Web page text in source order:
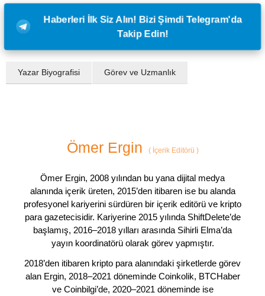
Haberleri İlk Siz Alın! Bizi Şimdi Telegram'da
Takip Edin!
Yazar Biyografisi Görev ve Uzmanlık
Ömer Ergin (İçerik Editörü )
Ömer Ergin, 2008 yılından bu yana dijital medya
alanında içerik üreten, 2015’den itibaren ise bu alanda
profesyonel kariyerini sürdüren bir içerik editörü ve kripto
para gazetecisidir. Kariyerine 2015 yılında ShiftDelete’de
başlamış, 2016–2018 yılları arasında Sihirli Elma’da
yayın koordinatörü olarak görev yapmıştır.
2018’den itibaren kripto para alanındaki şirketlerde görev
alan Ergin, 2018–2021 döneminde Coinkolik, BTCHaber
ve Coinbilgi’de, 2020–2021 döneminde ise